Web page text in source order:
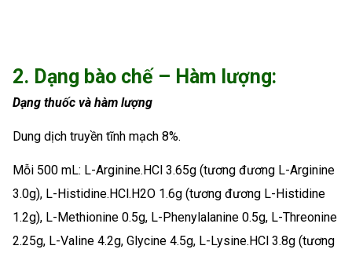
2. Dạng bào chế – Hàm lượng:
Dạng thuốc và hàm lượng
Dung dịch truyền tĩnh mạch 8%.
Mỗi 500 mL: L-Arginine.HCl 3.65g (tương đương L-Arginine
3.0g), L-Histidine.HCl.H2O 1.6g (tương đương L-Histidine
1.2g), L-Methionine 0.5g, L-Phenylalanine 0.5g, L-Threonine
2.25g, L-Valine 4.2g, Glycine 4.5g, L-Lysine.HCl 3.8g (tương